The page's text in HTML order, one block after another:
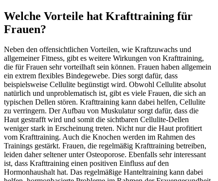
Welche Vorteile hat Krafttraining für
Frauen?
Neben den offensichtlichen Vorteilen, wie Kraftzuwachs und
allgemeiner Fitness, gibt es weitere Wirkungen von Krafttraining,
die für Frauen sehr vorteilhaft sein können. Frauen haben allgemein
ein extrem flexibles Bindegewebe. Dies sorgt dafür, dass
beispielsweise Cellulite begünstigt wird. Obwohl Cellulite absolut
natürlich und unproblematisch ist, gibt es viele Frauen, die sich an
typischen Dellen stören. Krafttraining kann dabei helfen, Cellulite
zu verringern. Der Aufbau von Muskulatur sorgt dafür, dass die
Haut gestrafft wird und somit die sichtbaren Cellulite-Dellen
weniger stark in Erscheinung treten. Nicht nur die Haut profitiert
vom Krafttraining. Auch die Knochen werden im Rahmen des
Trainings gestärkt. Frauen, die regelmäßig Krafttraining betreiben,
leiden daher seltener unter Osteoporose. Ebenfalls sehr interessant
ist, dass Krafttraining einen positiven Einfluss auf den
Hormonhaushalt hat. Das regelmäßige Hanteltraining kann dabei